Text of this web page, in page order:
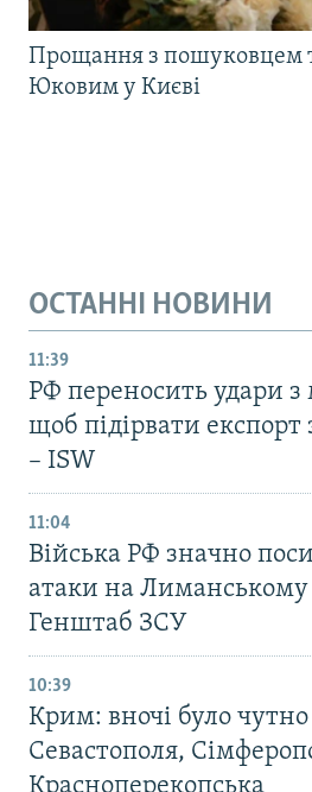
Прощання з пошуковцем
Юковим у Києві
ОСТАННІ НОВИНИ
11:39
РФ переносить удари
щоб підірвати експорт
– ISW
11:04
Війська РФ значно
атаки на
Генштаб ЗСУ
10:39
Крим: вночі було
Севастополя,